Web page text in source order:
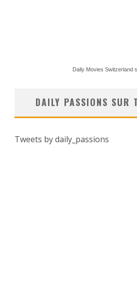
Daily Movies Switzerland
DAILY PASSIONS SUR
Tweets by daily_passions